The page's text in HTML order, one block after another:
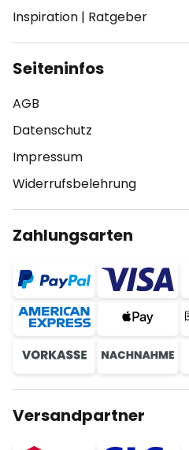
Inspiration | Ratgeber
Seiteninfos
AGB
Datenschutz
Impressum
Widerrufsbelehrung
Zahlungsarten
Versandpartner